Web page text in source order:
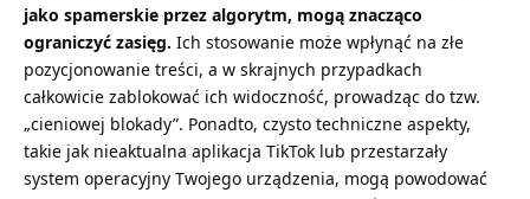
jako spamerskie przez algorytm, mogą znacząco
ograniczyć zasięg. Ich stosowanie może wpłynąć na złe
pozycjonowanie treści, a w skrajnych przypadkach
całkowicie zablokować ich widoczność, prowadząc do tzw.
„cieniowej blokady”. Ponadto, czysto techniczne aspekty,
takie jak nieaktualna aplikacja TikTok lub przestarzały
system operacyjny Twojego urządzenia, mogą powodować